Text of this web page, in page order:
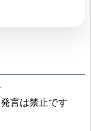
言は禁止です